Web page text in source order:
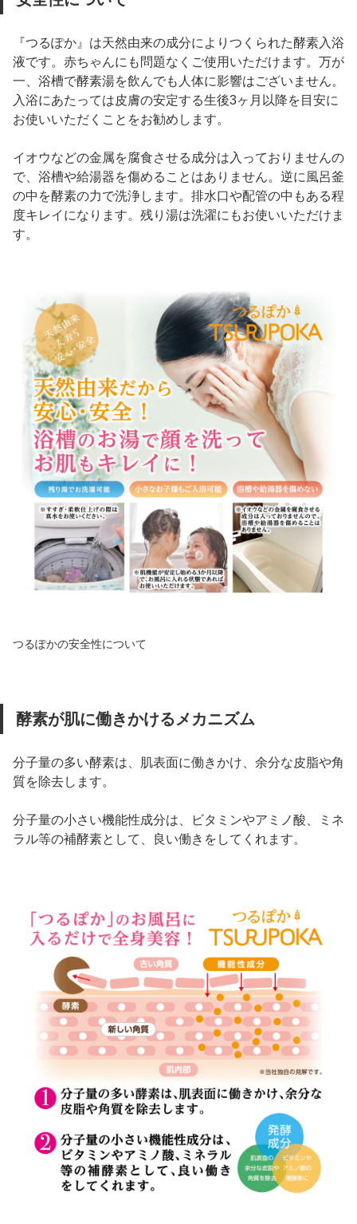
『つるぽか』は天然由来の成分によりつくられた酵素入浴
液です。赤ちゃんにも問題なくご使用いただけます。万が
一、浴槽で酵素湯を飲んでも人体に影響はございません。
入浴にあたっては皮膚の安定する生後3ヶ月以降を目安に
お使いいただくことをお勧めします。
イオウなどの金属を腐食させる成分は入っておりませんの
で、浴槽や給湯器を傷めることはありません。逆に風呂釜
の中を酵素の力で洗浄します。排水口や配管の中もある程
度キレイになります。残り湯は洗濯にもお使いいただけま
す。
つるぽかの安全性について
酵素が肌に働きかけるメカニズム
分子量の多い酵素は、肌表面に働きかけ、余分な皮脂や角
質を除去します。
分子量の小さい機能性成分は、ビタミンやアミノ酸、ミネ
ラル等の補酵素として、良い働きをしてくれます。